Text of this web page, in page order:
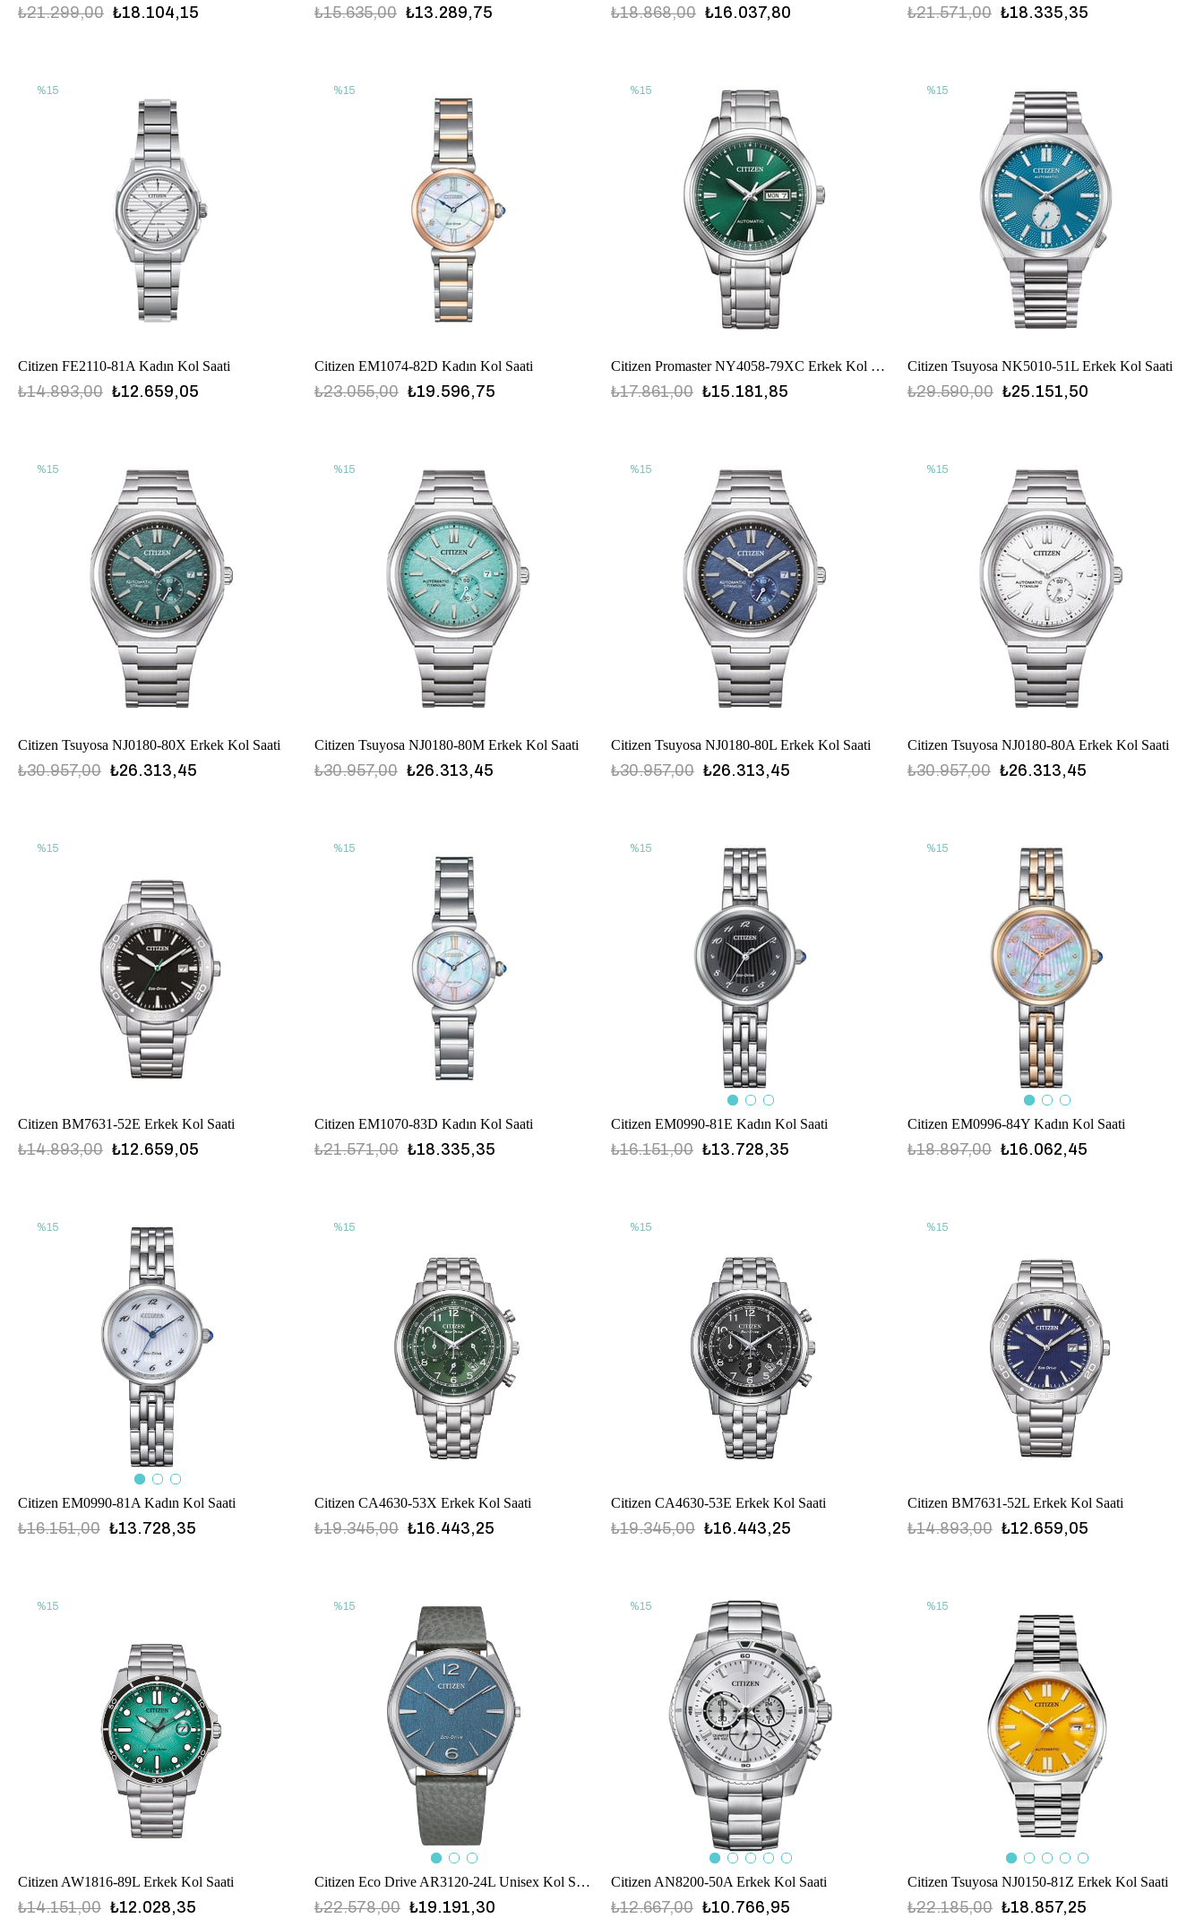
₺18.104,15
₺21.299,00 ₺13.289,75
₺15.635,00 ₺16.037,80
₺18.868,00 ₺18.335,35
₺21.571,00
Citizen FE2110-81A Kadın Kol Saati
₺12.659,05
₺14.893,00
%15
Citizen EM1074-82D Kadın Kol Saati
₺19.596,75
₺23.055,00
%15
Citizen Promaster NY4058-79XC Erkek Kol Saati
₺15.181,85
₺17.861,00
%15
Citizen Tsuyosa NK5010-51L Erkek Kol Saati
₺25.151,50
₺29.590,00
%15
Citizen Tsuyosa NJ0180-80X Erkek Kol Saati
₺26.313,45
₺30.957,00
%15
Citizen Tsuyosa NJ0180-80M Erkek Kol Saati
₺26.313,45
₺30.957,00
%15
Citizen Tsuyosa NJ0180-80L Erkek Kol Saati
₺26.313,45
₺30.957,00
%15
Citizen Tsuyosa NJ0180-80A Erkek Kol Saati
₺26.313,45
₺30.957,00
%15
Citizen BM7631-52E Erkek Kol Saati
₺12.659,05
₺14.893,00
%15
Citizen EM1070-83D Kadın Kol Saati
₺18.335,35
₺21.571,00
%15
Citizen EM0990-81E Kadın Kol Saati
₺13.728,35
₺16.151,00
%15
Citizen EM0996-84Y Kadın Kol Saati
₺16.062,45
₺18.897,00
%15
Citizen EM0990-81A Kadın Kol Saati
₺13.728,35
₺16.151,00
%15
Citizen CA4630-53X Erkek Kol Saati
₺16.443,25
₺19.345,00
%15
Citizen CA4630-53E Erkek Kol Saati
₺16.443,25
₺19.345,00
%15
Citizen BM7631-52L Erkek Kol Saati
₺12.659,05
₺14.893,00
%15
Citizen AW1816-89L Erkek Kol Saati
₺12.028,35
₺14.151,00
%15
Citizen Eco Drive AR3120-24L Unisex Kol Saati
₺19.191,30
₺22.578,00
%15
Citizen AN8200-50A Erkek Kol Saati
₺10.766,95
₺12.667,00
%15
Citizen Tsuyosa NJ0150-81Z Erkek Kol Saati
₺18.857,25
₺22.185,00
%15